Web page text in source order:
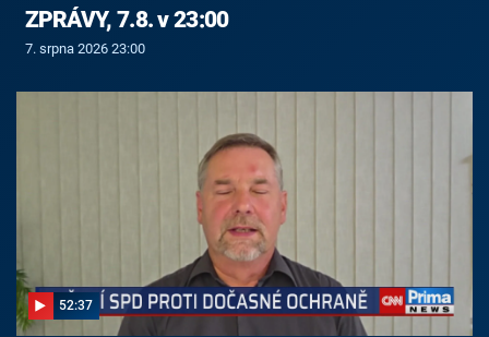
ZPRÁVY, 7.8. v 23:00
7. srpna 2026 23:00
52:37